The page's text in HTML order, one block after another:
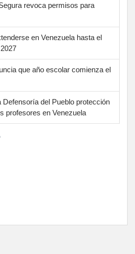
revoca permisos para
en Venezuela hasta el
que año escolar comienza el
Defensoría del Pueblo protección
profesores en Venezuela